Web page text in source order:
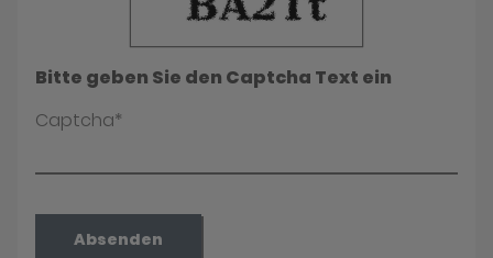
Bitte geben Sie den Captcha Text ein
Captcha*
Absenden